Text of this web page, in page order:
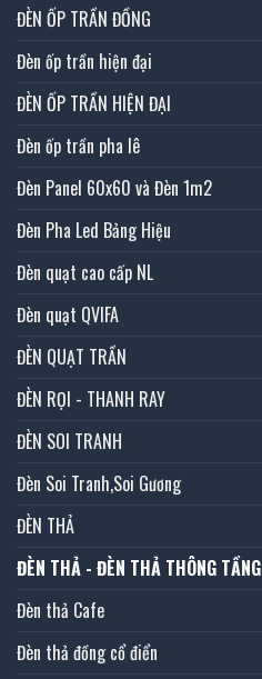
ĐÈN ỐP TRẦN ĐỒNG
Đèn ốp trần hiện đại
ĐÈN ỐP TRẦN HIỆN ĐẠI
Đèn ốp trần pha lê
Đèn Panel 60x60 và Đèn 1m2
Đèn Pha Led Bảng Hiệu
Đèn quạt cao cấp NL
Đèn quạt QVIFA
ĐÈN QUẠT TRẦN
ĐÈN RỌI - THANH RAY
ĐÈN SOI TRANH
Đèn Soi Tranh,Soi Gương
ĐÈN THẢ
ĐÈN THẢ - ĐÈN THẢ THÔNG TẦNG
Đèn thả Cafe
Đèn thả đồng cổ điển